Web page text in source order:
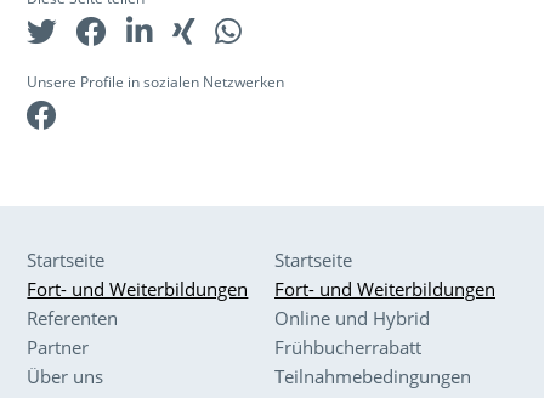
Unsere Profile in sozialen Netzwerken
Startseite
Fort- und Weiterbildungen
Referenten
Partner
Über uns
Startseite
Fort- und Weiterbildungen
Online und Hybrid
Frühbucherrabatt
Teilnahmebedingungen